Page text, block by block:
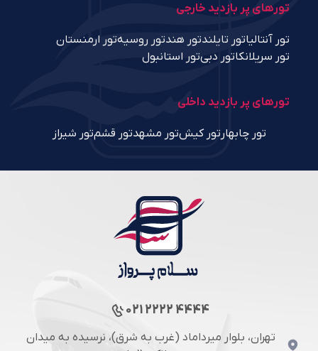
تورهای پر بازدید خارجی
تور آنتالیاتور تایلندتور هندتور روسیهتور ارمنستان
تور سریلانکاتور دبیتور استانبول
تورهای پر بازدید داخلی
تور چابهار تور کیشتور مشهدتور قشمتور شیراز
021 2222 4444
تهران، بلوار میرداماد (غرب به شرق)، نرسیده به میدان